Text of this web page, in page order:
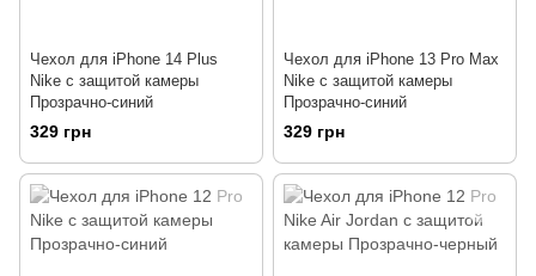
Чехол для iPhone 14 Plus
Nike с защитой камеры
Прозрачно-синий
329 грн
Чехол для iPhone 13 Pro Max
Nike с защитой камеры
Прозрачно-синий
329 грн